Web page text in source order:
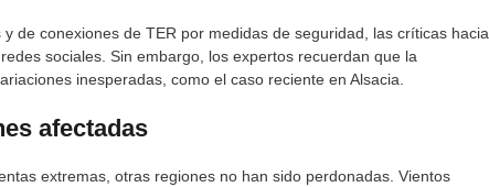
de conexiones de TER por medidas de seguridad, las críticas hacia
sociales. Sin embargo, los expertos recuerdan que la
inesperadas, como el caso reciente en Alsacia.
afectadas
extremas, otras regiones no han sido perdonadas. Vientos